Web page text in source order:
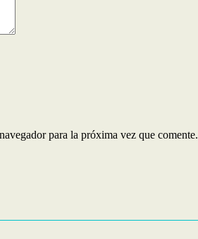
para la próxima vez que comente.